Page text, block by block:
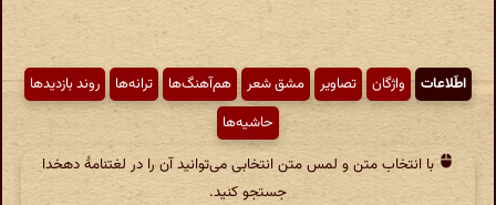
اطّلاعات واژگان تصاویر مشق شعر هم‌آهنگ‌ها ترانه‌ها
روند بازدیدها
حاشیه‌ها
با انتخاب متن و لمس متن انتخابی می‌توانید آن را در لغتنامهٔ دهخدا
جستجو کنید.